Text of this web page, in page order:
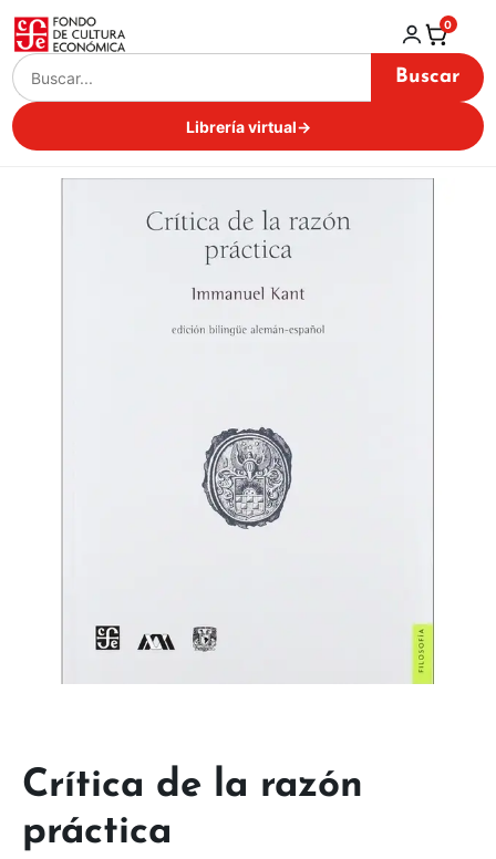
Buscar
Librería virtual→
0
Crítica de la razón
práctica